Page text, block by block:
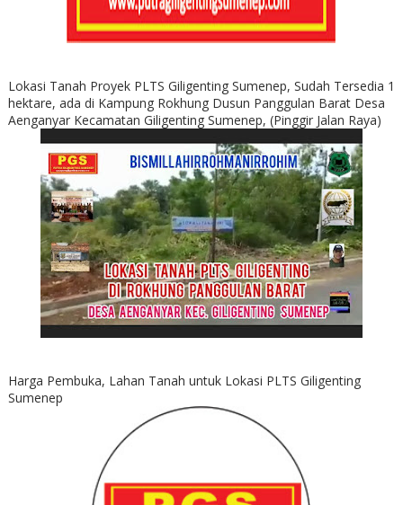
Lokasi Tanah Proyek PLTS Giligenting Sumenep, Sudah Tersedia 1
hektare, ada di Kampung Rokhung Dusun Panggulan Barat Desa
Aenganyar Kecamatan Giligenting Sumenep, (Pinggir Jalan Raya)
Harga Pembuka, Lahan Tanah untuk Lokasi PLTS Giligenting
Sumenep